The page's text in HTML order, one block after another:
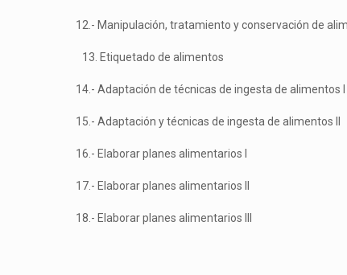
12.- Manipulación, tratamiento y conservación de
Etiquetado de alimentos
14.- Adaptación de técnicas de ingesta de alimentos I
15.- Adaptación y técnicas de ingesta de alimentos II
16.- Elaborar planes alimentarios I
17.- Elaborar planes alimentarios II
18.- Elaborar planes alimentarios III